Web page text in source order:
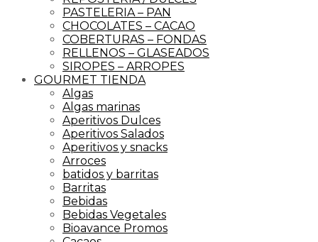
PASTELERIA – PAN
CHOCOLATES – CACAO
COBERTURAS – FONDAS
RELLENOS – GLASEADOS
SIROPES – ARROPES
GOURMET TIENDA
Algas
Algas marinas
Aperitivos Dulces
Aperitivos Salados
Aperitivos y snacks
Arroces
batidos y barritas
Barritas
Bebidas
Bebidas Vegetales
Bioavance Promos